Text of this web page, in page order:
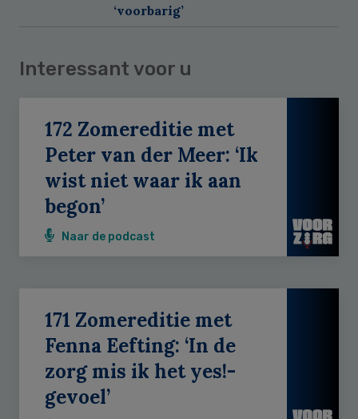
‘voorbarig’
Interessant voor u
172 Zomereditie met
Peter van der Meer: ‘Ik
wist niet waar ik aan
begon’
Naar de podcast
171 Zomereditie met
Fenna Eefting: ‘In de
zorg mis ik het yes!-
gevoel’